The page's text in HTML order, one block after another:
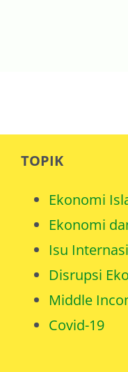
TOPIK
Ekonomi
Ekonomi
Isu
Disrupsi
Middle
Covid-19